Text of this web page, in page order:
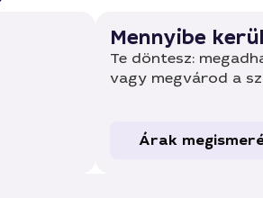
Mennyibe
Te döntesz:
vagy megvárod a
Árak